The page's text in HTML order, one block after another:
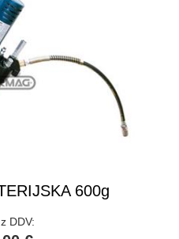
600g
DDV: